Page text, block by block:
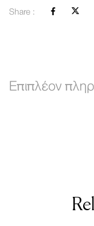
Share :
Επιπλέον